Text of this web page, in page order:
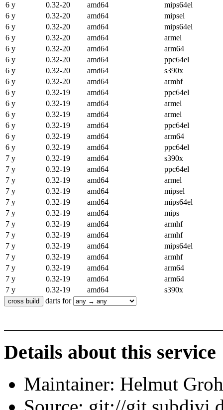
6 y
0.32-20 amd64
mips64el
6 y
0.32-20 amd64
mipsel
6 y
0.32-20 amd64
mips64el
6 y
0.32-20 amd64
armel
6 y
0.32-20 amd64
arm64
6 y
0.32-20 amd64
ppc64el
6 y
0.32-20 amd64
s390x
6 y
0.32-20 amd64
armhf
6 y
0.32-19 amd64
ppc64el
6 y
0.32-19 amd64
armel
6 y
0.32-19 amd64
armel
6 y
0.32-19 amd64
ppc64el
6 y
0.32-19 amd64
arm64
6 y
0.32-19 amd64
ppc64el
7 y
0.32-19 amd64
s390x
7 y
0.32-19 amd64
ppc64el
7 y
0.32-19 amd64
armel
7 y
0.32-19 amd64
mipsel
7 y
0.32-19 amd64
mips64el
7 y
0.32-19 amd64
mips
7 y
0.32-19 amd64
armhf
7 y
0.32-19 amd64
armhf
7 y
0.32-19 amd64
mips64el
7 y
0.32-19 amd64
armhf
7 y
0.32-19 amd64
arm64
7 y
0.32-19 amd64
arm64
7 y
0.32-19 amd64
s390x
darts for
Details about this service
Maintainer: Helmut